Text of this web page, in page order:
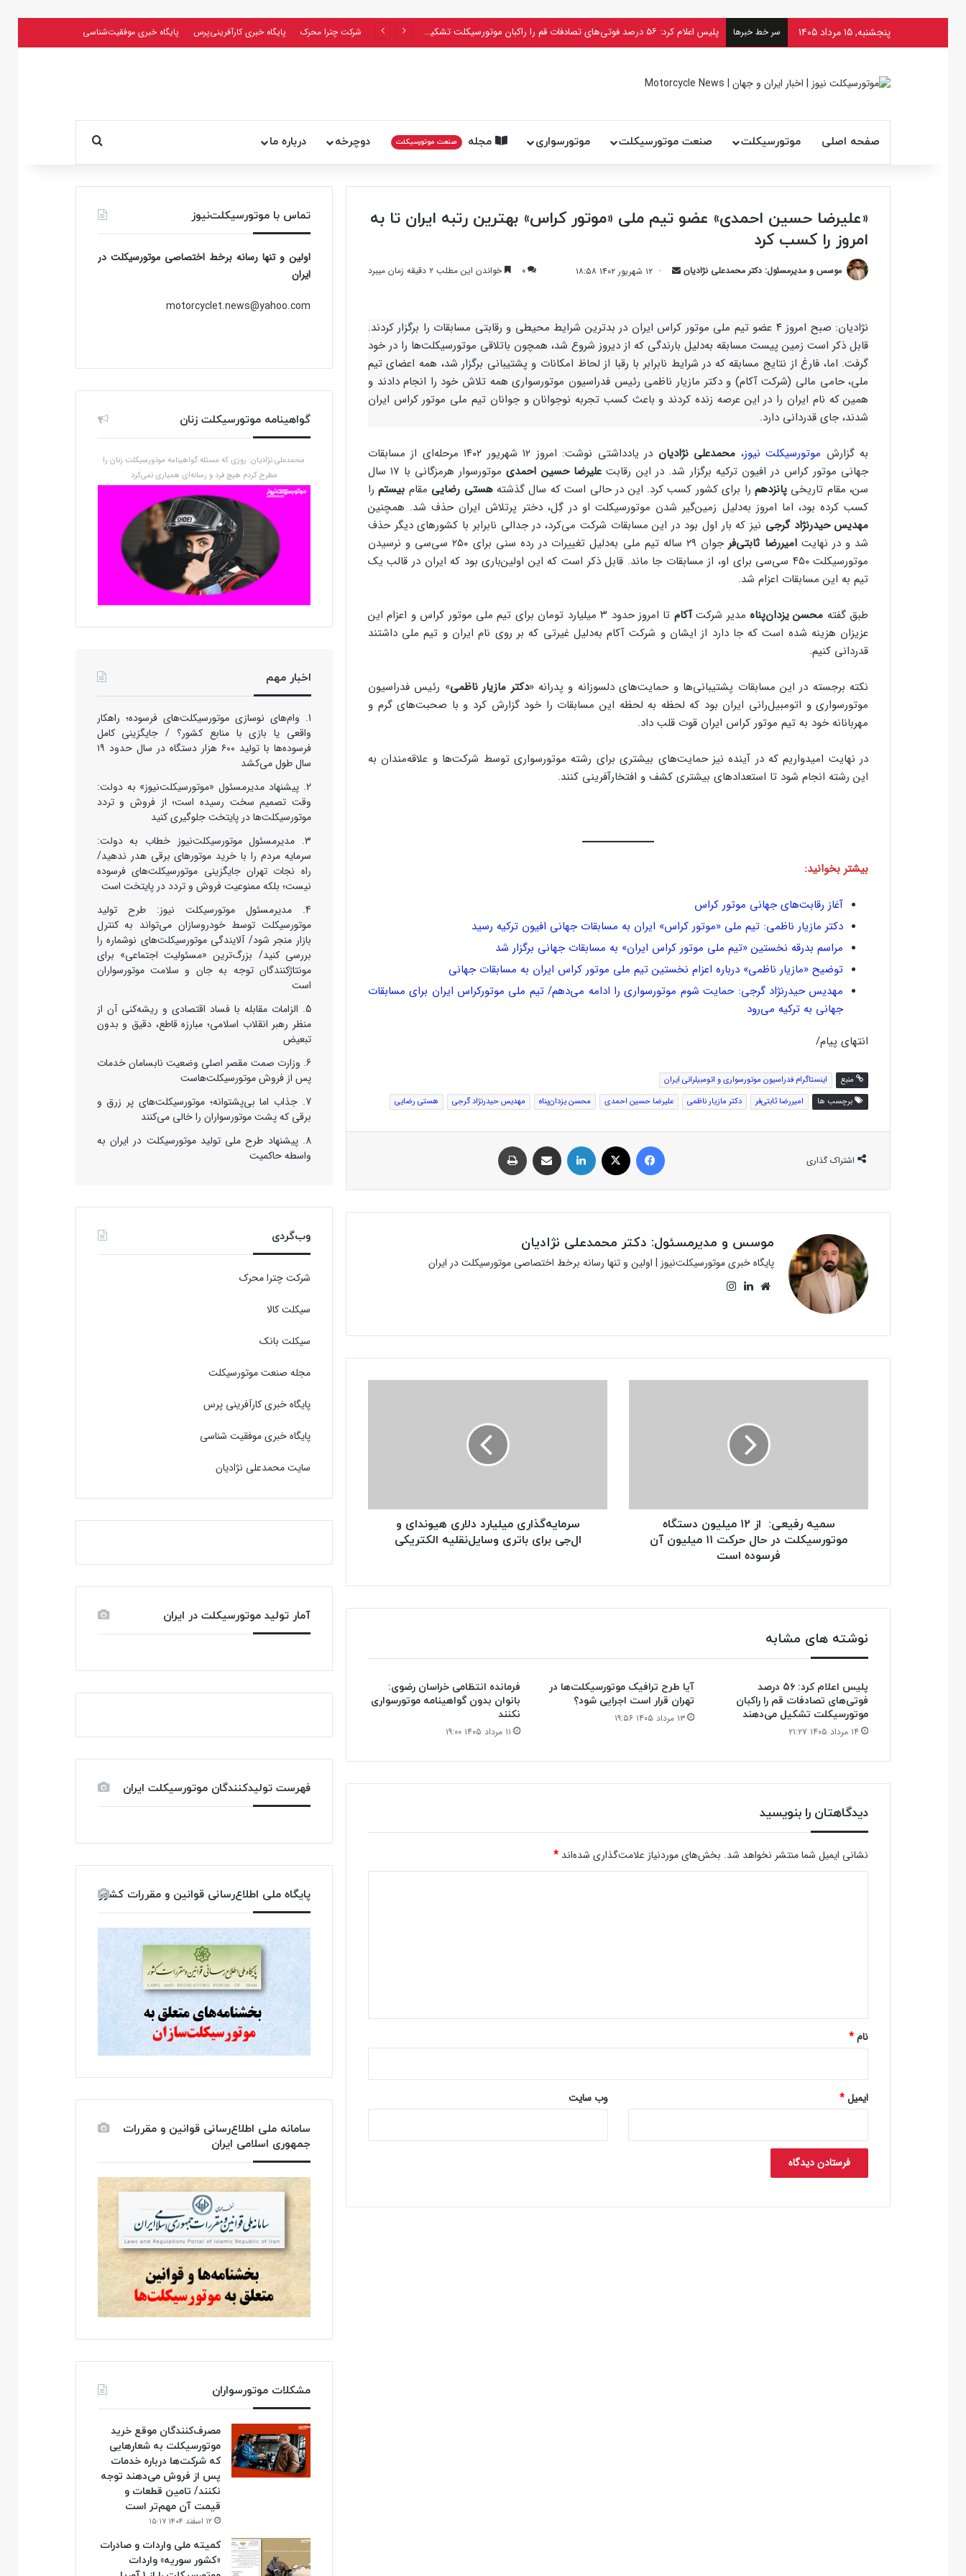
پنجشنبه, ۱۵ مرداد ۱۴۰۵ سر خط خبرها پلیس اعلام کرد: ۵۶ درصد فوتی‌های تصادفات قم را راکبان موتورسیکلت تشکیل می‌دهند شرکت چترا محرک پایگاه خبری کارآفرینی‌پرس پایگاه خبری موفقیت‌شناسی
صفحه اصلی موتورسیکلت صنعت موتورسیکلت موتورسواری مجله صنعت موتورسیکلت دوچرخه درباره ما جستجو برای
«علیرضا حسین احمدی» عضو تیم ملی «موتور کراس» بهترین رتبه ایران تا به
امروز را کسب کرد
موسس و مدیرمسئول: دکتر محمدعلی نژادیان
ارسال ۱۲ شهریور ۱۴۰۲ ۱۸:۵۸ ۰ خواندن این مطلب ۲ دقیقه زمان میبرد
نژادیان: صبح امروز ۴ عضو تیم ملی موتور کراس ایران در بدترین شرایط محیطی و رقابتی مسابقات را برگزار کردند.
قابل ذکر است زمین پیست مسابقه به‌دلیل بارندگی که از دیروز شروع شد، همچون باتلاقی موتورسیکلت‌ها را در خود
گرفت. اما، فارغ از نتایج مسابقه که در شرایط نابرابر با رقبا از لحاظ امکانات و پشتیبانی برگزار شد، همه اعضای تیم
ملی، حامی مالی (شرکت آکام) و دکتر مازیار ناظمی رئیس فدراسیون موتورسواری همه تلاش خود را انجام دادند و
همین که نام ایران را در این عرصه زنده کردند و باعث کسب تجربه نوجوانان و جوانان تیم ملی موتور کراس ایران
شدند، جای قدردانی دارد.
به گزارش موتورسیکلت نیوز، محمدعلی نژادیان
در یادداشتی نوشت: امروز ۱۲ شهریور ۱۴۰۲ مرحله‌ای از مسابقات
جهانی موتور کراس در افیون ترکیه برگزار شد. در این رقابت علیرضا حسین احمدی
موتورسوار هرمزگانی با ۱۷ سال
سن، مقام تاریخی پانزدهم را برای کشور کسب کرد. این در حالی است که سال گذشتههستی رضایی مقام بیستم را
کسب کرده بود، اما امروز به‌دلیل زمین‌گیر شدن موتورسیکلت او در گِل، دختر پرتلاش ایران حذف شد. همچنین
مهدیس حیدرنژاد گرجی نیز که بار اول بود در این مسابقات شرکت می‌کرد، در جدالی نابرابر با کشورهای دیگر حذف
شد و در نهایتامیررضا ثابتی‌فر
جوان ۲۹ ساله تیم ملی به‌دلیل تغییرات در رده سنی برای ۲۵۰ سی‌سی و نرسیدن
موتورسیکلت ۴۵۰ ‌سی‌سی برای او، از مسابقات جا ماند. قابل ذکر است که این اولین‌باری بود که ایران در قالب یک
تیم به این مسابقات اعزام شد.
طبق گفته محسن یزدان‌پناهمدیر شرکتآکام
تا امروز حدود ۳ میلیارد تومان برای تیم ملی موتور کراس و اعزام این
عزیزان هزینه شده است که جا دارد از ایشان و شرکت آکام به‌دلیل غیرتی که بر روی نام ایران و تیم ملی داشتند
قدردانی کنیم.
نکته برجسته در این مسابقات پشتیبانی‌ها و حمایت‌های دلسوزانه و پدرانه «دکتر مازیار ناظمی» رئیس فدراسیون
موتورسواری و اتومبیل‌رانی ایران بود که لحظه به لحظه این مسابقات را خود گزارش کرد و با صحبت‌های گرم و
مهربانانه خود به تیم موتور کراس ایران قوت قلب داد.
در نهایت امیدواریم که در آینده نیز حمایت‌های بیشتری برای رشته موتورسواری توسط شرکت‌ها و علاقه‌مندان به
این رشته انجام شود تا استعدادهای بیشتری کشف و افتخارآفرینی کنند.
بیشتر بخوانید:
آغاز رقابت‌های جهانی موتور کراس
دکتر مازیار ناظمی: تیم ملی «موتور کراس» ایران به مسابقات جهانی افیون ترکیه رسید
مراسم بدرقه نخستین «تیم ملی موتور کراس ایران» به مسابقات جهانی برگزار شد
توضیح «مازیار ناظمی» درباره اعزام نخستین تیم ملی موتور کراس ایران به مسابقات جهانی
مهدیس حیدرنژاد گرجی: حمایت شوم موتورسواری را ادامه می‌دهم/ تیم ملی موتورکراس ایران برای مسابقات
جهانی به ترکیه می‌رود
انتهای پیام/
منبع
اینستاگرام فدراسیون موتورسواری و اتومبیلرانی ایران
برچسب ها
امیررضا ثابتی‌فر دکتر مازیار ناظمی علیرضا حسین احمدی محسن یزدان‌پناه مهدیس حیدرنژاد گرجی هستی رضایی
اشتراک گذاری
فیس بوک لینکدین اشتراک گذاری از طریق ایمیل
موسس و مدیرمسئول: دکتر محمدعلی نژادیان
پایگاه خبری موتورسیکلت‌نیوز | اولین و تنها رسانه برخط اختصاصی موتورسیکلت در ایران
وبسایتلینکدین
حال
فرسوده
سمیه رفیعی: از ۱۲ میلیون دستگاه
موتورسیکلت در حال حرکت ۱۱ میلیون آن
فرسوده است
وسایل‌نقلیه
الکتریکیسرمایه‌گذاری میلیارد دلاری هیوندای و
ال‌جی برای باتری‌ وسایل‌نقلیه الکتریکی
نوشته های مشابه
پلیس اعلام کرد: ۵۶ درصد
فوتی‌های تصادفات قم را راکبان
موتورسیکلت تشکیل می‌دهند
۱۴ مرداد ۱۴۰۵ ۲۱:۲۷
آیا طرح ترافیک موتورسیکلت‌ها در
تهران قرار است اجرایی شود؟
۱۳ مرداد ۱۴۰۵ ۱۹:۵۶
فرمانده انتظامی خراسان رضوی:
بانوان بدون گواهینامه موتورسواری
نکنند
۱۱ مرداد ۱۴۰۵ ۱۹:۰۰
دیدگاهتان را بنویسید
نشانی ایمیل شما منتشر نخواهد شد. بخش‌های موردنیاز علامت‌گذاری شده‌اند *
نام*
ایمیل* وب‌ سایت
تماس با موتورسیکلت‌نیوز
اولین و تنها رسانه برخط اختصاصی موتورسیکلت در
ایران
motorcyclet.news@yahoo.com
گواهینامه موتورسیکلت زنان
محمدعلی نژادیان: روزی که مسئله گواهینامه موتورسیکلت زنان را
مطرح کردم هیچ فرد و رسانه‌ای همیاری نمی‌کرد
اخبار مهم
وام‌های نوسازی موتورسیکلت‌های فرسوده؛ راهکار
واقعی یا بازی با منابع کشور؟ / جایگزینی کامل
فرسوده‌ها با تولید ۶۰۰ هزار دستگاه در سال حدود ۱۹
سال طول می‌کشد
پیشنهاد مدیرمسئول «موتورسیکلت‌نیوز» به دولت:
وقت تصمیم سخت رسیده است؛ از فروش و تردد
موتورسیکلت‌ها در پایتخت جلوگیری کنید
مدیرمسئول موتورسیکلت‌نیوز خطاب به دولت:
سرمایه مردم را با خرید موتورهای برقی هدر ندهید/
راه نجات تهران جایگزینی موتورسیکلت‌های فرسوده
نیست؛ بلکه ممنوعیت فروش و تردد در پایتخت است
مدیرمسئول موتورسیکلت نیوز: طرح تولید
موتورسیکلت توسط خودروسازان می‌تواند به کنترل
بازار منجر شود/ آلایندگی موتورسیکلت‌های نوشماره را
بررسی کنید/ بزرگ‌ترین «مسئولیت اجتماعی» برای
مونتاژکنندگان توجه به جان و سلامت موتورسواران
است
الزامات مقابله با فساد اقتصادی و ریشه‌کنی آن از
منظر رهبر انقلاب اسلامی؛ مبارزه قاطع، دقیق و بدون
تبعیض
وزارت صمت مقصر اصلی وضعیت نابسامان خدمات
پس از فروش موتورسیکلت‌هاست
جذاب اما بی‌پشتوانه؛ موتورسیکلت‌های پر زرق‌ و
برقی که پشت موتورسواران را خالی می‌کنند
پیشنهاد طرح ملی تولید موتورسیکلت در ایران به
واسطه حاکمیت
وب‌گردی
شرکت چترا محرک
سیکلت کالا
سیکلت بانک
مجله صنعت موتورسیکلت
پایگاه خبری کارآفرینی پرس
پایگاه خبری موفقیت شناسی
سایت محمدعلی نژادیان
آمار تولید موتورسیکلت در ایران
فهرست تولیدکنندگان موتورسیکلت ایران
پایگاه ملی اطلاع‌رسانی قوانین و مقررات کشور
سامانه ملی اطلاع‌رسانی قوانین و مقررات
جمهوری اسلامی ایران
مشکلات موتورسواران
مصرف‌کنندگان موقع خرید
موتورسیکلت به شعارهایی
که شرکت‌ها درباره خدمات
پس از فروش می‌دهند توجه
نکنند/ تامین قطعات و
قیمت آن مهم‌تر است
۱۲ اسفند ۱۴۰۴ ۱۵:۱۷
کمیته ملی واردات و صادرات
«کشور سوریه» واردات